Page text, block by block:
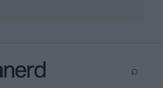
⌕